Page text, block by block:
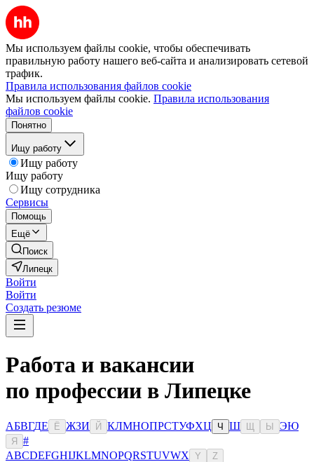
Мы используем файлы cookie, чтобы обеспечивать
правильную работу нашего веб-сайта и анализировать сетевой
трафик.
Правила использования файлов cookie
Мы используем файлы cookie. Правила использования
файлов cookie
Понятно
Ищу работу
Ищу работу
Ищу работу
Ищу сотрудника
Сервисы
Помощь
Ещё
Поиск
Липецк
Войти
Войти
Создать резюме
Работа и вакансии
по профессии в Липецке
АБВГДЕ Ё ЖЗИ Й КЛМНОПРСТУФХЦ Ч Ш Ы ЭЮ
Я
#
ABCDEFGHIJKLMNOPQRSTUVWX Y Z